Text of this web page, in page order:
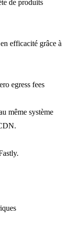
de produits
efficacité grâce à
egress fees
même système